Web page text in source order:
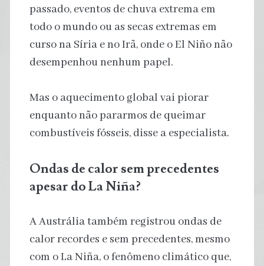
passado, eventos de chuva extrema em
todo o mundo ou as secas extremas em
curso na Síria e no Irã, onde o El Niño não
desempenhou nenhum papel.
Mas o aquecimento global vai piorar
enquanto não pararmos de queimar
combustíveis fósseis, disse a especialista.
Ondas de calor sem precedentes
apesar do La Niña?
A Austrália também registrou ondas de
calor recordes e sem precedentes, mesmo
com o La Niña, o fenômeno climático que,